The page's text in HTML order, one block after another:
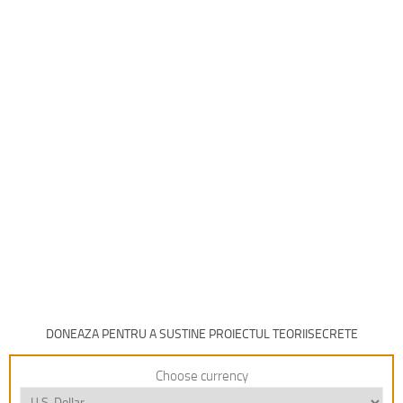
DONEAZA PENTRU A SUSTINE PROIECTUL TEORIISECRETE
Choose currency